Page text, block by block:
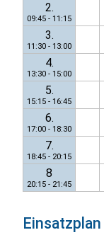
2.
09:45 - 11:15
3.
11:30 - 13:00
4.
13:30 - 15:00
5.
15:15 - 16:45
6.
17:00 - 18:30
7.
18:45 - 20:15
8
20:15 - 21:45
Einsatzplan